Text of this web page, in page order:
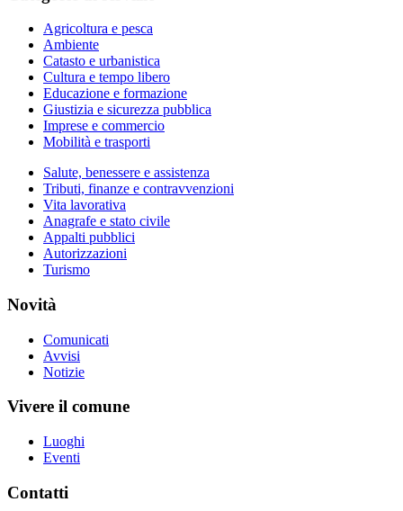
Agricoltura e pesca
Ambiente
Catasto e urbanistica
Cultura e tempo libero
Educazione e formazione
Giustizia e sicurezza pubblica
Imprese e commercio
Mobilità e trasporti
Salute, benessere e assistenza
Tributi, finanze e contravvenzioni
Vita lavorativa
Anagrafe e stato civile
Appalti pubblici
Autorizzazioni
Turismo
Novità
Comunicati
Avvisi
Notizie
Vivere il comune
Luoghi
Eventi
Contatti